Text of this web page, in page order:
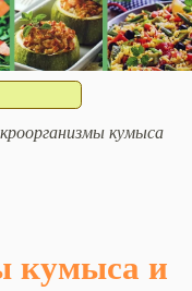
кумыса